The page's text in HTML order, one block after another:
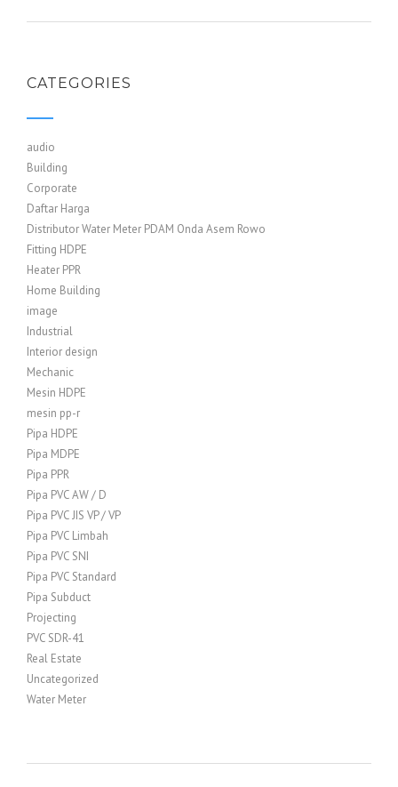
CATEGORIES
audio
Building
Corporate
Daftar Harga
Distributor Water Meter PDAM Onda Asem Rowo
Fitting HDPE
Heater PPR
Home Building
image
Industrial
Interior design
Mechanic
Mesin HDPE
mesin pp-r
Pipa HDPE
Pipa MDPE
Pipa PPR
Pipa PVC AW / D
Pipa PVC JIS VP / VP
Pipa PVC Limbah
Pipa PVC SNI
Pipa PVC Standard
Pipa Subduct
Projecting
PVC SDR-41
Real Estate
Uncategorized
Water Meter